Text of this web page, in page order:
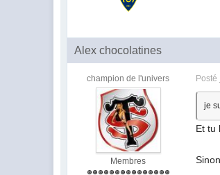
Alex chocolatines
champion de l'univers
Membres
Posté
je
Et tu